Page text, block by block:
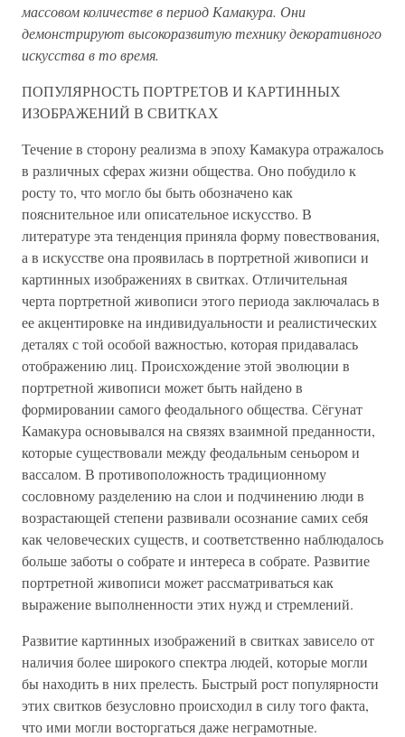
массовом количестве в период Камакура. Они
демонстрируют высокоразвитую технику декоративного
искусства в то время.
ПОПУЛЯРНОСТЬ ПОРТРЕТОВ И КАРТИННЫХ
ИЗОБРАЖЕНИЙ В СВИТКАХ
Течение в сторону реализма в эпоху Камакура отражалось
в различных сферах жизни общества. Оно побудило к
росту то, что могло бы быть обозначено как
пояснительное или описательное искусство. В
литературе эта тенденция приняла форму повествования,
а в искусстве она проявилась в портретной живописи и
картинных изображениях в свитках. Отличительная
черта портретной живописи этого периода заключалась в
ее акцентировке на индивидуальности и реалистических
деталях с той особой важностью, которая придавалась
отображению лиц. Происхождение этой эволюции в
портретной живописи может быть найдено в
формировании самого феодального общества. Сёгунат
Камакура основывался на связях взаимной преданности,
которые существовали между феодальным сеньором и
вассалом. В противоположность традиционному
сословному разделению на слои и подчинению люди в
возрастающей степени развивали осознание самих себя
как человеческих существ, и соответственно наблюдалось
больше заботы о собрате и интереса в собрате. Развитие
портретной живописи может рассматриваться как
выражение выполненности этих нужд и стремлений.
Развитие картинных изображений в свитках зависело от
наличия более широкого спектра людей, которые могли
бы находить в них прелесть. Быстрый рост популярности
этих свитков безусловно происходил в силу того факта,
что ими могли восторгаться даже неграмотные.